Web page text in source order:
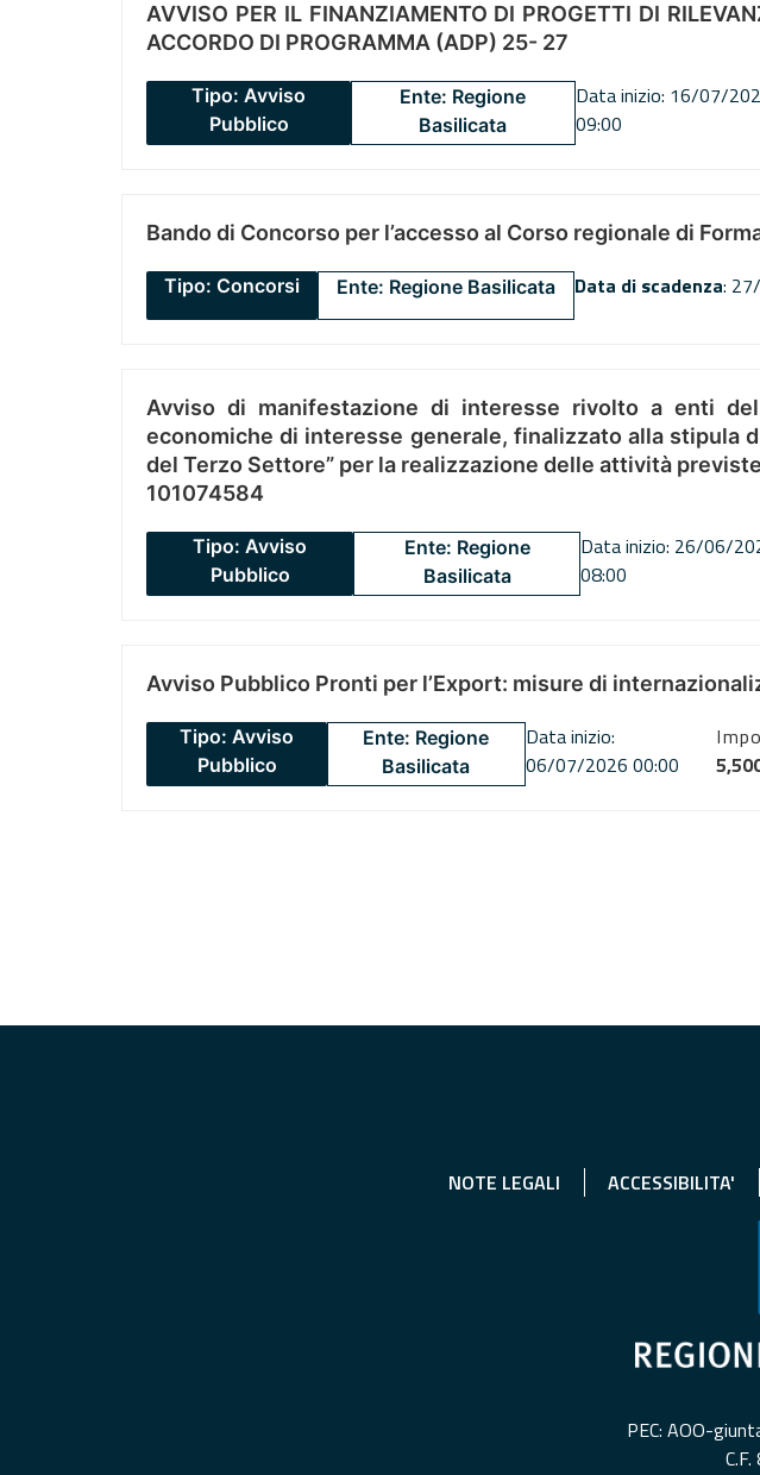
AVVISO PER IL FINANZIAMENTO DI PROGETTI DI
ACCORDO DI PROGRAMMA (ADP) 25- 27
Tipo: Avviso
Pubblico
Ente: Regione
Basilicata
Data inizio: 16/07/
09:00
Bando di Concorso per l’accesso al Corso regionale di
Tipo: Concorsi Ente: Regione Basilicata Data di scadenza:
Avviso di manifestazione di interesse rivolto a enti
economiche di interesse generale, finalizzato alla stipula
del Terzo Settore” per la realizzazione delle attività
101074584
Tipo: Avviso
Pubblico
Ente: Regione
Basilicata
Data inizio: 26/06/
08:00
Avviso Pubblico Pronti per l’Export: misure di
Tipo: Avviso
Pubblico
Ente: Regione
Basilicata
Data inizio:
06/07/2026 00:00
NOTE LEGALI ACCESSIBILITA'
PEC: AOO-